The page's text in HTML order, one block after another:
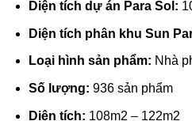
Diện tích dự án Para Sol:
Diện tích phân khu Sun
Loại hình sản phẩm: Nhà
Số lượng: 936 sản phẩm
Diện tích: 108m2 – 122m2